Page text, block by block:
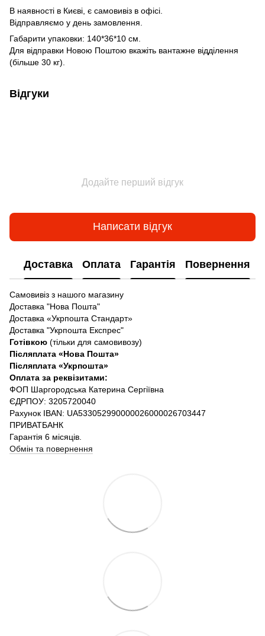
В наявності в Києві, є самовивіз в офісі.
Відправляємо у день замовлення.
Габарити упаковки: 140*36*10 см.
Для відправки Новою Поштою вкажіть вантажне відділення
(більше 30 кг).
Відгуки
Додайте перший відгук
Написати відгук
Доставка Оплата Гарантія Повернення
Самовивіз з нашого магазину
Доставка "Нова Пошта"
Доставка «Укрпошта Стандарт»
Доставка "Укрпошта Експрес"
Готівкою (тільки для самовивозу)
Післяплата «Нова Пошта»
Післяплата «Укрпошта»
Оплата за реквізитами:
ФОП Шаргородська Катерина Сергіївна
ЄДРПОУ: 3205720040
Рахунок IBAN: UA533052990000026000026703447
ПРИВАТБАНК
Гарантія 6 місяців.
Обмін та повернення